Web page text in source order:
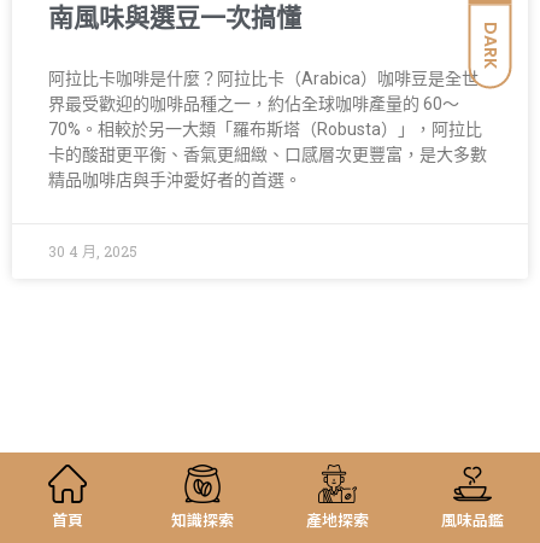
DARK
南風味與選豆一次搞懂
阿拉比卡咖啡是什麼？阿拉比卡（Arabica）咖啡豆是全世
界最受歡迎的咖啡品種之一，約佔全球咖啡產量的 60～
70%。相較於另一大類「羅布斯塔（Robusta）」，阿拉比
卡的酸甜更平衡、香氣更細緻、口感層次更豐富，是大多數
精品咖啡店與手沖愛好者的首選。
30 4 月, 2025
首頁 知識探索 產地探索 風味品鑑